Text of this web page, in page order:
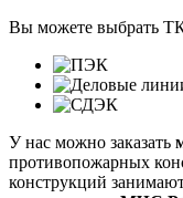
Вы можете выбрать
У нас можно заказать
противопожарных
конструкций